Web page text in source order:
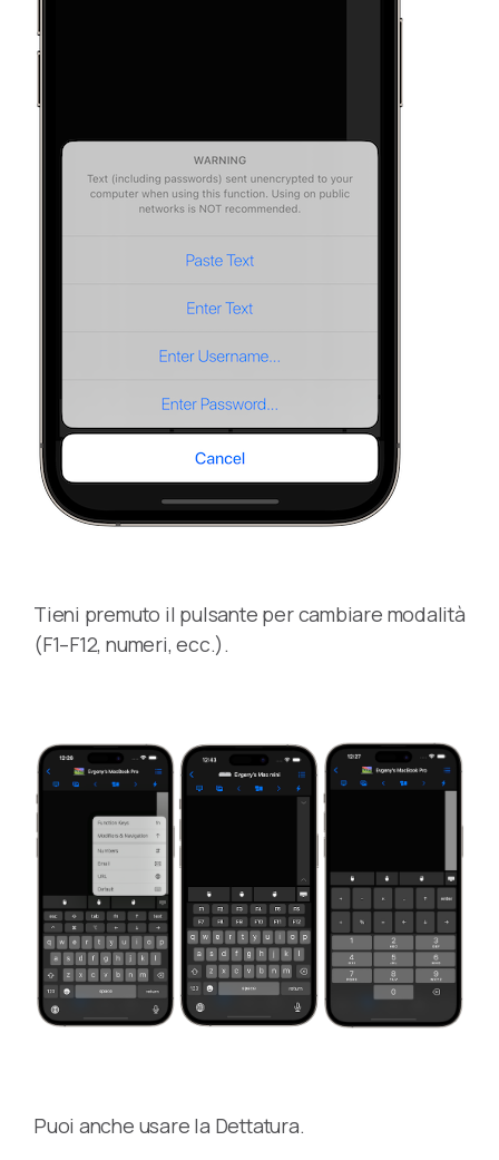
Tieni premuto il pulsante per cambiare modalità
(F1–F12, numeri, ecc.).
Puoi anche usare la Dettatura.